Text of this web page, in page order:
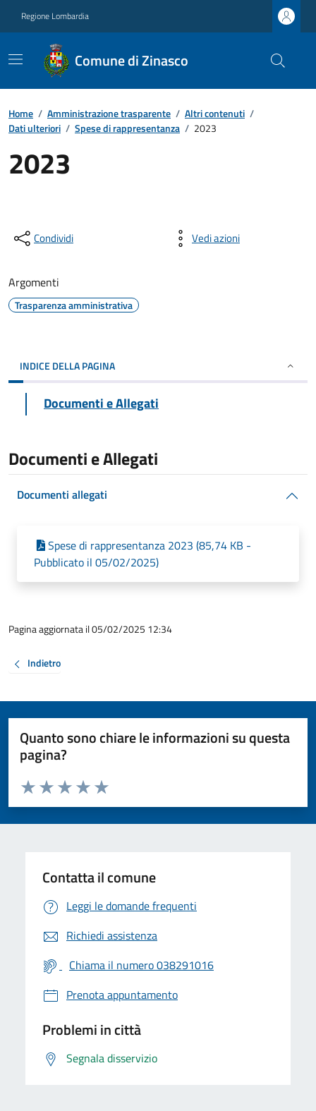
Regione Lombardia
Comune di Zinasco
Home / Amministrazione trasparente / Altri contenuti /
Dati ulteriori / Spese di rappresentanza / 2023
2023
Condividi Vedi azioni
Argomenti
Trasparenza amministrativa
INDICE DELLA PAGINA
Documenti e Allegati
Documenti e Allegati
Documenti allegati
Spese di rappresentanza 2023 (85,74 KB -
Pubblicato il 05/02/2025)
Pagina aggiornata il 05/02/2025 12:34
Indietro
Quanto sono chiare le informazioni su questa
pagina?
Valuta da 1 a 5 stelle la pagina
Valuta 5 stelle su 5
Valuta 4 stelle su 5
Valuta 3 stelle su 5
Valuta 2 stelle su 5
Valuta 1 stelle su 5
Contatta il comune
Leggi le domande frequenti
Richiedi assistenza
Chiama il numero 038291016
Prenota appuntamento
Problemi in città
Segnala disservizio